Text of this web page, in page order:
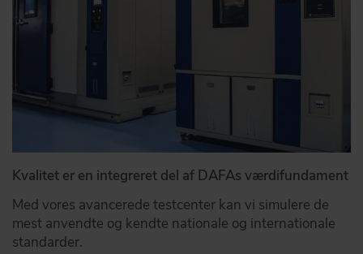
Kvalitet er en integreret del af DAFAs værdifundament
Med vores avancerede testcenter kan vi simulere de
mest anvendte og kendte nationale og internationale
standarder.